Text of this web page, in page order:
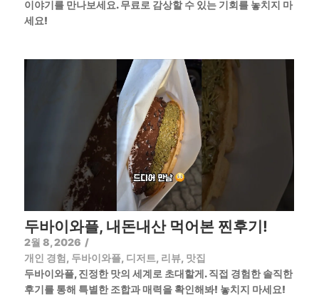
이야기를 만나보세요. 무료로 감상할 수 있는 기회를 놓치지 마
세요!
두바이와플, 내돈내산 먹어본 찐후기!
2월 8, 2026 /
개인 경험, 두바이와플, 디저트, 리뷰, 맛집
두바이와플, 진정한 맛의 세계로 초대할게. 직접 경험한 솔직한
후기를 통해 특별한 조합과 매력을 확인해봐! 놓치지 마세요!